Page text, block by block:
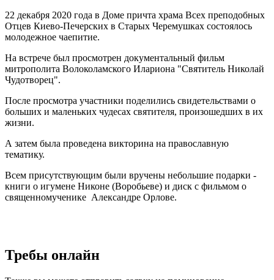
22 декабря 2020 года в Доме причта храма Всех преподобных
Отцев Киево-Печерских в Старых Черемушках состоялось
молодежное чаепитие.
На встрече был просмотрен документальный фильм
митрополита Волоколамского Илариона "Святитель Николай
Чудотворец".
После просмотра участники поделились свидетельствами о
больших и маленьких чудесах святителя, произошедших в их
жизни.
А затем была проведена викторина на православную
тематику.
Всем присутствующим были вручены небольшие подарки -
книги о игумене Никоне (Воробьеве) и диск с фильмом о
священномученике Александре Орлове.
Требы онлайн